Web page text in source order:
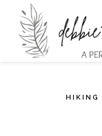
HIKING